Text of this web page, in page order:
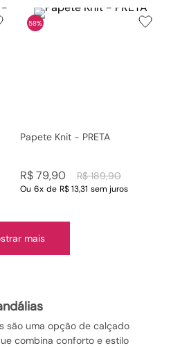
58%
Papete Knit - PRETA
R$ 189,90
R$79,90
Ou 6x de R$ 13,31 sem juros
mais
são uma opção de calçado
combina conforto e estilo